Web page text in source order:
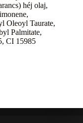
héj olaj,
Oleoyl Taurate,
Palmitate,
CI 15985